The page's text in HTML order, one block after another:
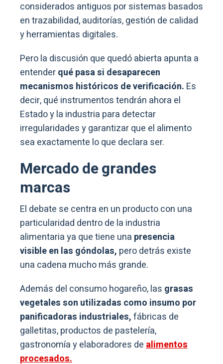
considerados antiguos por sistemas basados
en trazabilidad, auditorías, gestión de calidad
y herramientas digitales.
Pero la discusión que quedó abierta apunta a
entenderqué pasa si desaparecen
mecanismos históricos de verificación. Es
decir, qué instrumentos tendrán ahora el
Estado y la industria para detectar
irregularidades y garantizar que el alimento
sea exactamente lo que declara ser.
Mercado de grandes
marcas
El debate se centra en un producto con una
particularidad dentro de la industria
alimentaria ya que tiene una presencia
visible en las góndolas, pero detrás existe
una cadena mucho más grande.
Además del consumo hogareño, las grasas
vegetales son utilizadas como insumo por
panificadoras industriales,fábricas de
galletitas, productos de pastelería,
gastronomía y elaboradores dealimentos
procesados.